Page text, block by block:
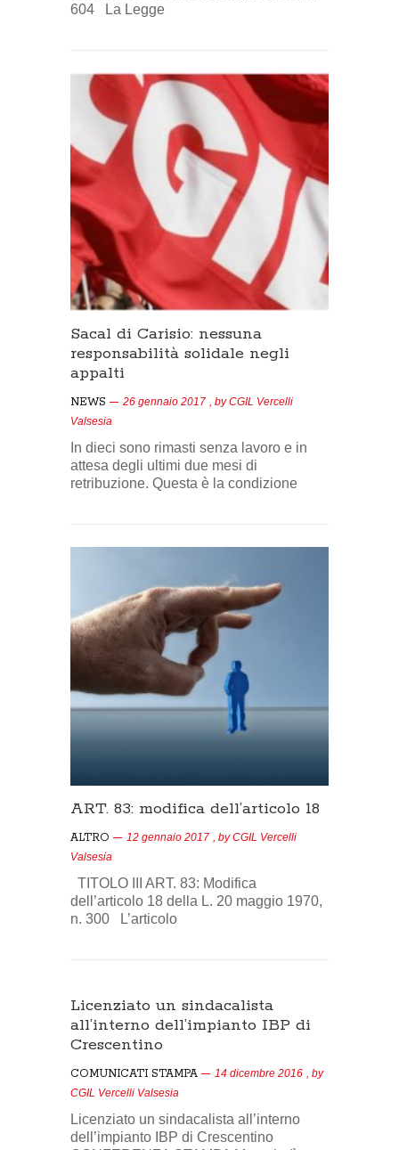
604 La Legge
Sacal di Carisio: nessuna
responsabilità solidale negli
appalti
NEWS 26 gennaio 2017 , byCGIL Vercelli
Valsesia
In dieci sono rimasti senza lavoro e in
attesa degli ultimi due mesi di
retribuzione. Questa è la condizione
ART. 83: modifica dell’articolo 18
ALTRO 12 gennaio 2017 , byCGIL Vercelli
Valsesia
TITOLO III ART. 83: Modifica
dell’articolo 18 della L. 20 maggio 1970,
n. 300 L’articolo
Licenziato un sindacalista
all’interno dell’impianto IBP di
Crescentino
COMUNICATI STAMPA 14 dicembre 2016 , by
CGIL Vercelli Valsesia
Licenziato un sindacalista all’interno
dell’impianto IBP di Crescentino